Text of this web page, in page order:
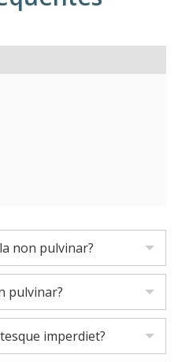
non pulvinar?
pulvinar?
imperdiet?